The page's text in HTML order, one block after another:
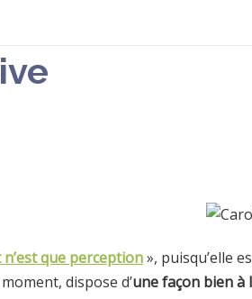
que perception», puisqu’elle
dispose d’une façon bien à